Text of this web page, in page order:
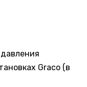
Graco (в